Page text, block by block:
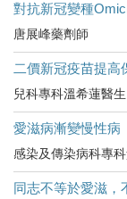
對抗新冠變種
唐展峰藥劑師
二價新冠疫苗提
兒科專科溫希蓮醫生
愛滋病漸變慢性
感染及傳染病科專
同志不等於愛滋，